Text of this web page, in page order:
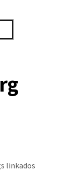
linkados